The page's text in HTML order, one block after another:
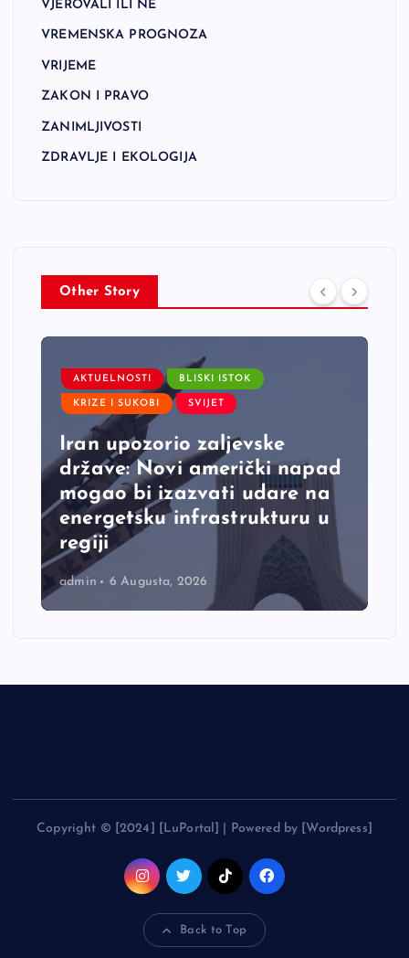
VJEROVALI ILI NE
VREMENSKA PROGNOZA
VRIJEME
ZAKON I PRAVO
ZANIMLJIVOSTI
ZDRAVLJE I EKOLOGIJA
Other Story
AKTUELNOSTI BLISKI ISTOK
KRIZE I SUKOBI SVIJET
Iran upozorio zaljevske
države: Novi američki napad
mogao bi izazvati udare na
energetsku infrastrukturu u
regiji
admin 6 Augusta, 2026
Copyright © [2024] [LuPortal] | Powered by [Wordpress]
Back to Top